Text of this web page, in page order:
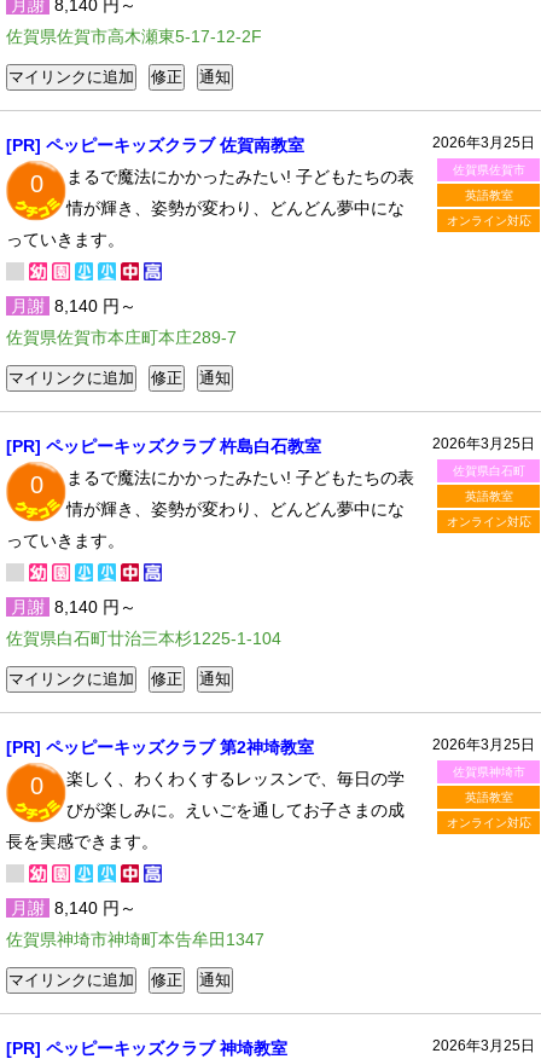
月謝 8,140 円～
佐賀県佐賀市高木瀬東5-17-12-2F
2026年3月25日
佐賀県佐賀市
英語教室
オンライン対応
[PR] ペッピーキッズクラブ 佐賀南教室
0
まるで魔法にかかったみたい! 子どもたちの表
情が輝き、姿勢が変わり、どんどん夢中にな
っていきます。
月謝 8,140 円～
佐賀県佐賀市本庄町本庄289-7
2026年3月25日
佐賀県白石町
英語教室
オンライン対応
[PR] ペッピーキッズクラブ 杵島白石教室
0
まるで魔法にかかったみたい! 子どもたちの表
情が輝き、姿勢が変わり、どんどん夢中にな
っていきます。
月謝 8,140 円～
佐賀県白石町廿治三本杉1225-1-104
2026年3月25日
佐賀県神埼市
英語教室
オンライン対応
[PR] ペッピーキッズクラブ 第2神埼教室
0
楽しく、わくわくするレッスンで、毎日の学
びが楽しみに。えいごを通してお子さまの成
長を実感できます。
月謝 8,140 円～
佐賀県神埼市神埼町本告牟田1347
2026年3月25日
[PR] ペッピーキッズクラブ 神埼教室